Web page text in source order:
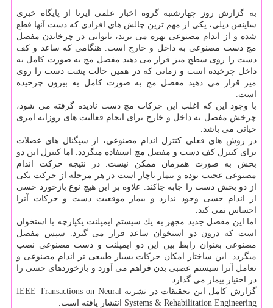
به گزارش روز چهارشنبه گروه اخبار علمی ایرنا از پایگاه خبری
ساینس دیلی، یكی از مهم ترین چالش های افرادی كه دست آنها قطع
شده و از اندام مصنوعی بهره می برند، ناتوانی در چرخاندن مفصل
مچ دست مصنوعی به داخل و خارج است. هنگامی كه ساعد و كف
دست را روی سطح میز قرار می دهید مفصل مچ به صورت كامل به
داخل چرخیده است و زمانی كه در همین حالت پشت دست را روی
میز قرار می دهید مفصل مچ به صورت كامل به بیرون چرخیده
است.
با وجود این كه اغلب این حركات مچ دست نادیده گرفته می شود،
چرخش مفصل به داخل و خارج برای انجام فعالیت های روزانه امری
حیاتی می باشد.
در روش های فعلی كنترل اندام مصنوعی، از سیگنال های عضلات
برای كنترل كف دست و مفصل مچ استفاده میگردد. اما كنترل این دو
بخش به صورت همزمان ممكن نیست. در نتیجه حركت اندام
مصنوعی عجیب بوده و بیمار ناچار است در هر مرحله از حركت یكی
از دو بخش دست را جابه جاكند. علاوه بر این هیچ نوع بازخورد حسی
از اندام حسی وجود ندارد و بیمار موقعیت دست و حركات آنرا
احساس نمی كند.
اما این مفصل جدید مجهز به یك سیستم ایمپلنت یكپارچه با استخوان
است كه درون دو استخوان ساعد قرار می گیرد. سپس مفصل
مصنوعی بعنوان رابط بین این دو ایمپلنت و دست مصنوعی نصب
میگردد. این ساختار امكان حركات بسیار طبیعی تر اندام مصنوعی و
تعامل آنرا سیستم عصبی بدن فراهم می آورد و بازخوردهای حسی را
در اختیار بیمار می گذارد.
گزارش كامل این تحقیقات در نشریه IEEE Transactions on Neural
Systems & Rehabilitation Engineering انتشار یافته است.